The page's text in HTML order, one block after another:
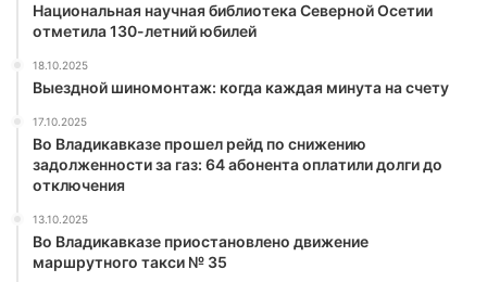
Национальная научная библиотека Северной Осетии
отметила 130-летний юбилей
18.10.2025
Выездной шиномонтаж: когда каждая минута на счету
17.10.2025
Во Владикавказе прошел рейд по снижению
задолженности за газ: 64 абонента оплатили долги до
отключения
13.10.2025
Во Владикавказе приостановлено движение
маршрутного такси № 35